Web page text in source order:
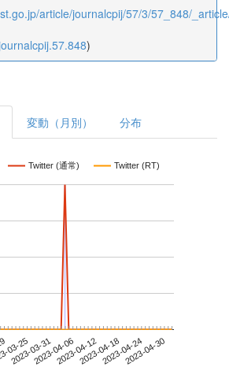
article/journalcpij/57/3/57_848/
)
変動（月別） 分布
Twitter (通常) Twitter (RT)
03-25
2023-03-312023-04-062023-04-122023-04-182023-04-242023-04-30